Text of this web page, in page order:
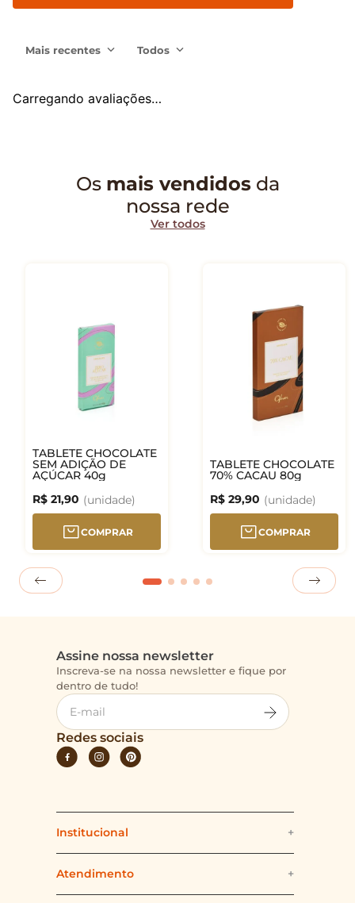
Mais recentes Todos
Carregando avaliações…
Os mais vendidosda
nossa rede
Ver todos
TABLETE CHOCOLATE
SEM ADIÇÃO DE
AÇÚCAR 40g
R$ 21,90
COMPRAR
TABLETE CHOCOLATE
70% CACAU 80g
R$ 29,90
COMPRAR
Assine nossa newsletter
Inscreva-se na nossa newsletter e fique por
dentro de tudo!
Redes sociais
Institucional +
Atendimento +